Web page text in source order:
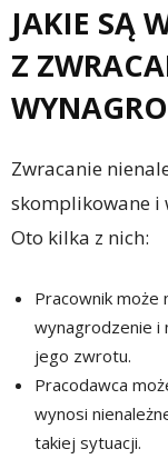
JAKIE SĄ
Z
Zwracanie
skomplikowane i
Oto kilka z nich:
Pracownik może
wynagrodzenie i
jego zwrotu.
Pracodawca
wynosi
takiej sytuacji.